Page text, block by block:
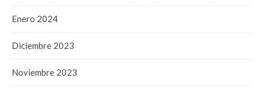
Enero 2024
Diciembre 2023
Noviembre 2023